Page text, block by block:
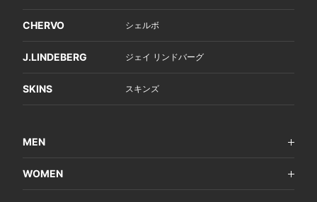
CHERVO シェルボ
J.LINDEBERG ジェイ リンドバーグ
SKINS スキンズ
MEN
WOMEN